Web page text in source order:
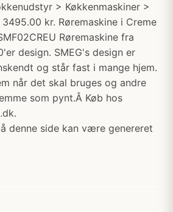
> Køkkenmaskiner >
3495.00 kr. Røremaskine i Creme
Røremaskine fra
design. SMEG's design er
og står fast i mange hjem.
når det skal bruges og andre
som pynt.Â Køb hos
denne side kan være genereret